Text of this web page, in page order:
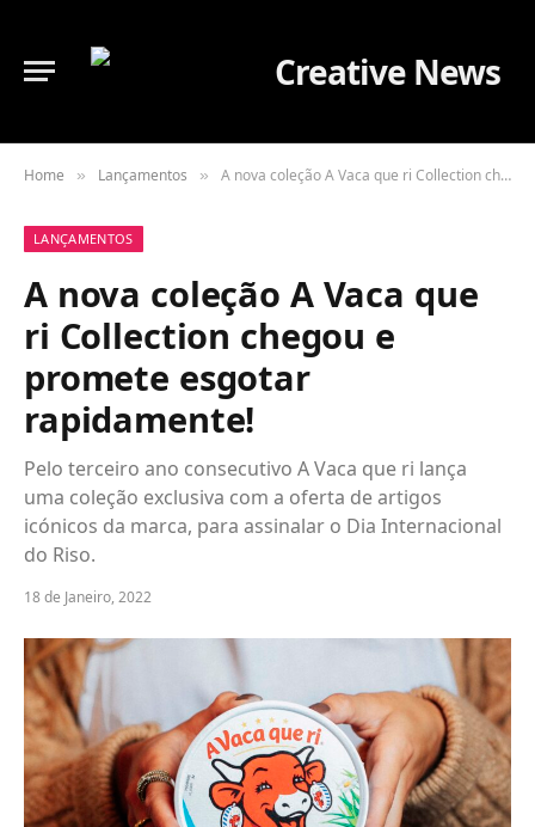
Home » Lançamentos » A nova coleção A Vaca que ri Collection chegou e promete esgotar rapidamente!
LANÇAMENTOS
A nova coleção A Vaca que
ri Collection chegou e
promete esgotar
rapidamente!
Pelo terceiro ano consecutivo A Vaca que ri lança
uma coleção exclusiva com a oferta de artigos
icónicos da marca, para assinalar o Dia Internacional
do Riso.
18 de Janeiro, 2022